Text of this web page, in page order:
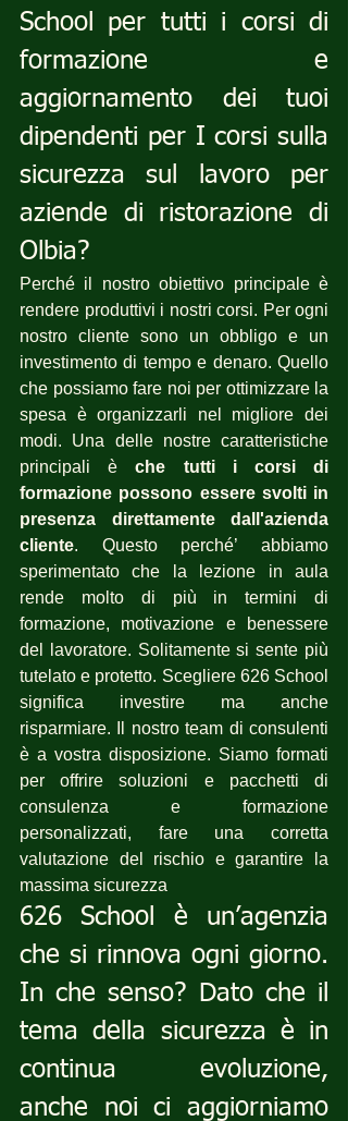
School per tutti i corsi di
formazione e
aggiornamento dei tuoi
dipendenti per I corsi sulla
sicurezza sul lavoro per
aziende di ristorazione di
Olbia?
Perché il nostro obiettivo principale è
rendere produttivi i nostri corsi. Per ogni
nostro cliente sono un obbligo e un
investimento di tempo e denaro. Quello
che possiamo fare noi per ottimizzare la
spesa è organizzarli nel migliore dei
modi. Una delle nostre caratteristiche
principali è che tutti i corsi di
formazione possono essere svolti in
presenza direttamente dall'azienda
cliente. Questo perché’ abbiamo
sperimentato che la lezione in aula
rende molto di più in termini di
formazione, motivazione e benessere
del lavoratore. Solitamente si sente più
tutelato e protetto. Scegliere 626 School
significa investire ma anche
risparmiare. Il nostro team di consulenti
è a vostra disposizione. Siamo formati
per offrire soluzioni e pacchetti di
consulenza e formazione
personalizzati, fare una corretta
valutazione del rischio e garantire la
massima sicurezza
626 School è un’agenzia
che si rinnova ogni giorno.
In che senso? Dato che il
tema della sicurezza è in
continua evoluzione,
anche noi ci aggiorniamo